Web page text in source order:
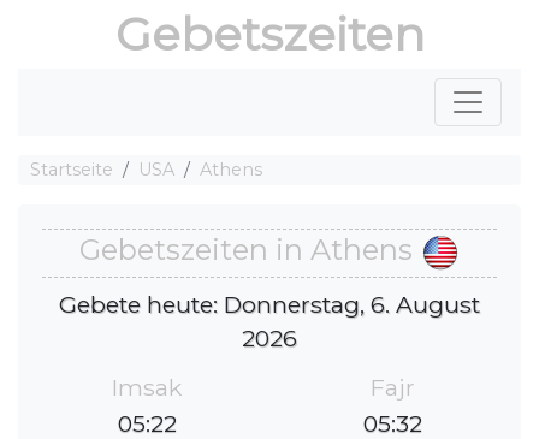
Gebetszeiten
Startseite USA Athens
Gebetszeiten in Athens
Gebete heute: Donnerstag, 6. August
2026
Imsak
05:22
Fajr
05:32